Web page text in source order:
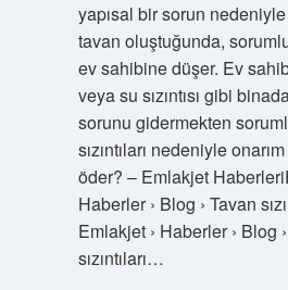
yapısal bir sorun nedeniyle
tavan oluştuğunda,
ev sahibine düşer. Ev
veya su sızıntısı gibi
sorunu gidermekten
sızıntıları nedeniyle
öder? – Emlakjet
Haberler › Blog › Tavan
Emlakjet › Haberler › Blog
sızıntıları…